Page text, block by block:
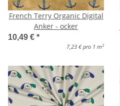
French Terry Organic Digital
Anker - ocker
10,49 € *
7,23 € pro 1 m 2